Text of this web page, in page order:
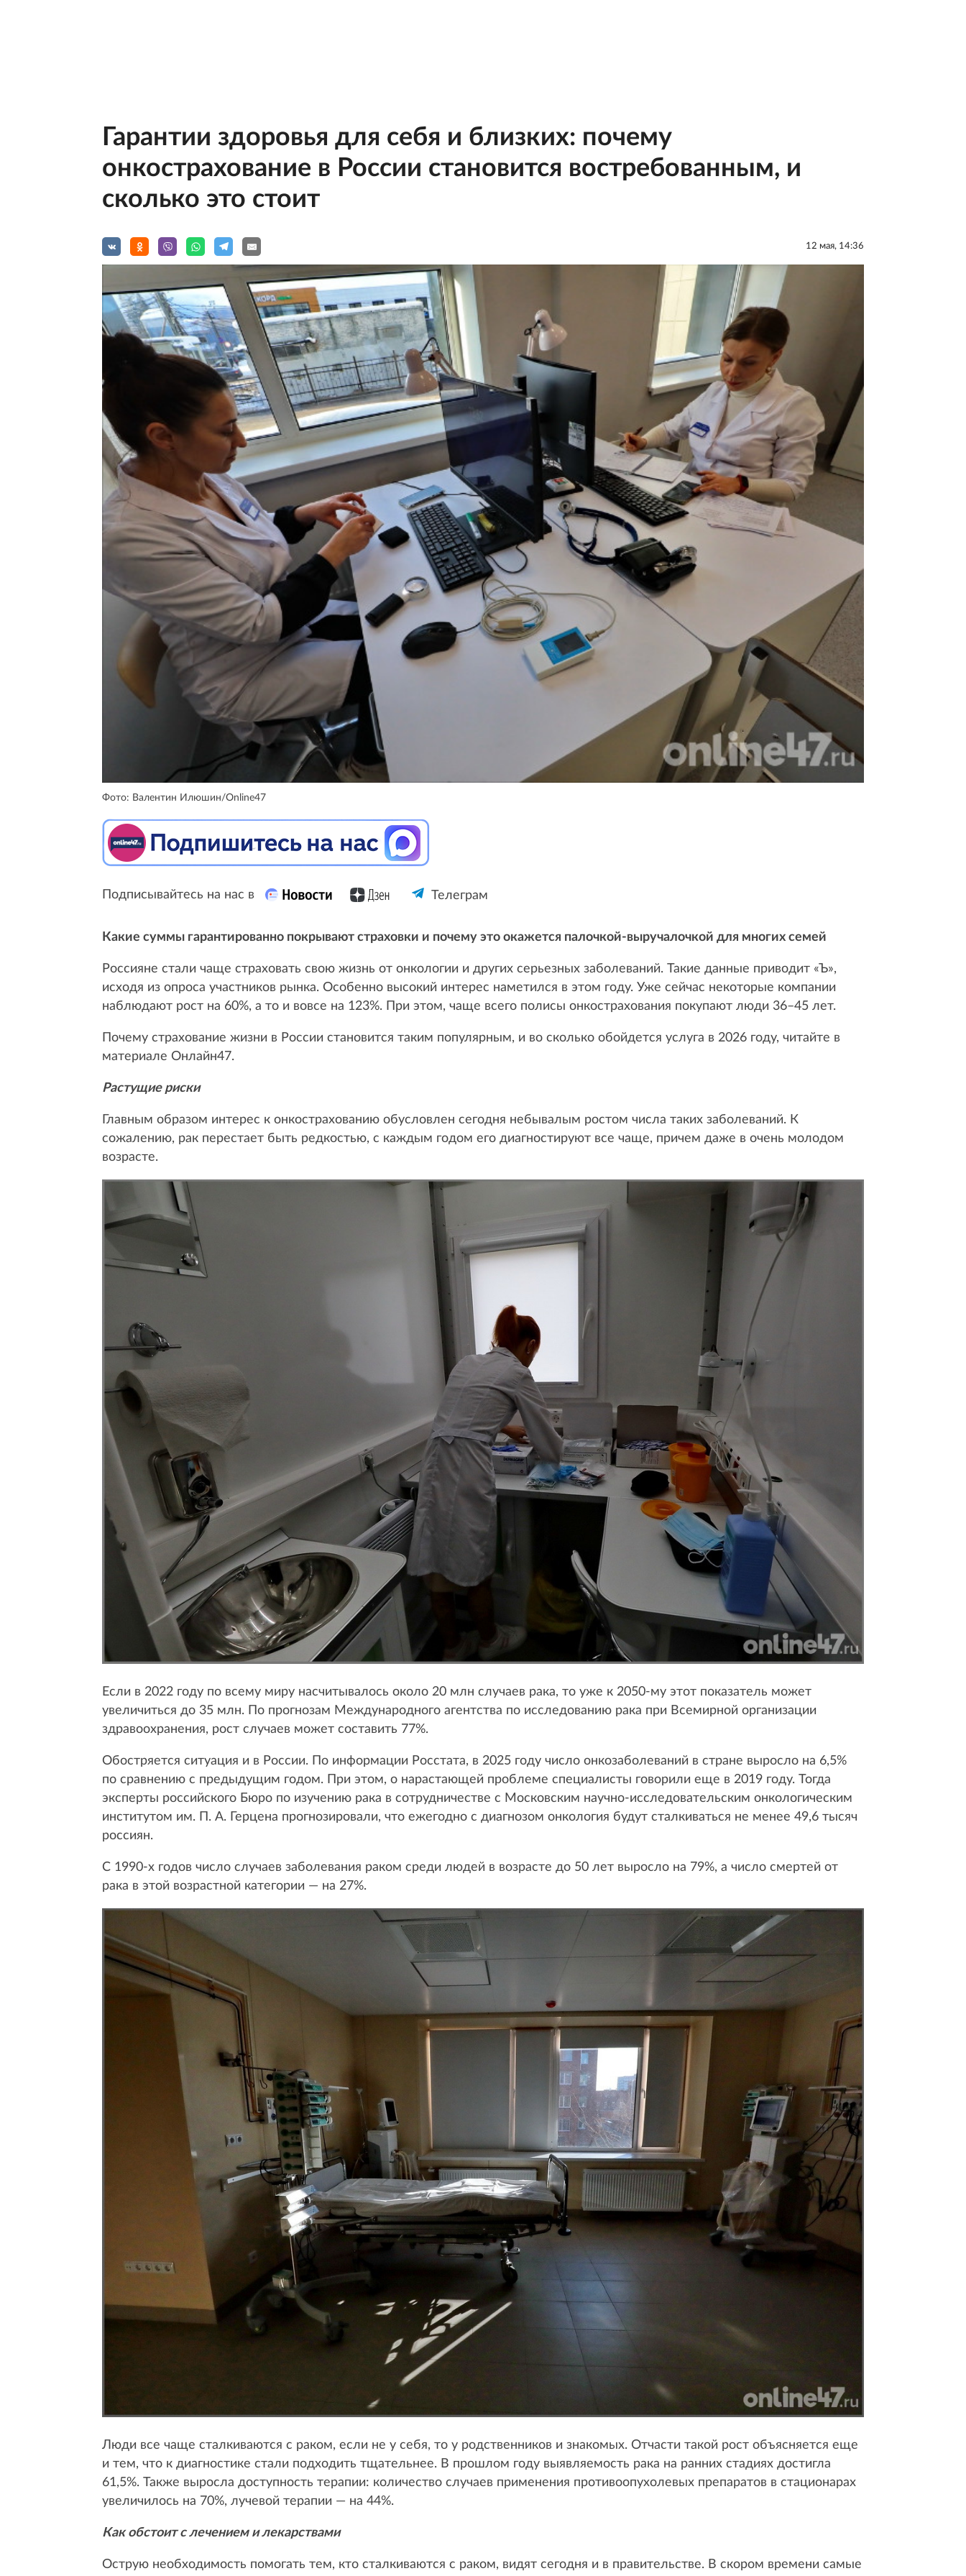
Гарантии здоровья для себя и близких: почему
онкострахование в России становится востребованным, и
сколько это стоит
12 мая, 14:36
Фото: Валентин Илюшин/Online47
Подписывайтесь на нас в Телеграм
Какие суммы гарантированно покрывают страховки и почему это окажется палочкой-выручалочкой для многих семей
Россияне стали чаще страховать свою жизнь от онкологии и других серьезных заболеваний. Такие данные приводит «Ъ»,
исходя из опроса участников рынка. Особенно высокий интерес наметился в этом году. Уже сейчас некоторые компании
наблюдают рост на 60%, а то и вовсе на 123%. При этом, чаще всего полисы онкострахования покупают люди 36–45 лет.
Почему страхование жизни в России становится таким популярным, и во сколько обойдется услуга в 2026 году, читайте в
материале Онлайн47.
Растущие риски
Главным образом интерес к онкострахованию обусловлен сегодня небывалым ростом числа таких заболеваний. К
сожалению, рак перестает быть редкостью, с каждым годом его диагностируют все чаще, причем даже в очень молодом
возрасте.
Если в 2022 году по всему миру насчитывалось около 20 млн случаев рака, то уже к 2050-му этот показатель может
увеличиться до 35 млн. По прогнозам Международного агентства по исследованию рака при Всемирной организации
здравоохранения, рост случаев может составить 77%.
Обостряется ситуация и в России. По информации Росстата, в 2025 году число онкозаболеваний в стране выросло на 6,5%
по сравнению с предыдущим годом. При этом, о нарастающей проблеме специалисты говорили еще в 2019 году. Тогда
эксперты российского Бюро по изучению рака в сотрудничестве с Московским научно-исследовательским онкологическим
институтом им. П. А. Герцена прогнозировали, что ежегодно с диагнозом онкология будут сталкиваться не менее 49,6 тысяч
россиян.
С 1990-х годов число случаев заболевания раком среди людей в возрасте до 50 лет выросло на 79%, а число смертей от
рака в этой возрастной категории — на 27%.
Люди все чаще сталкиваются с раком, если не у себя, то у родственников и знакомых. Отчасти такой рост объясняется еще
и тем, что к диагностике стали подходить тщательнее. В прошлом году выявляемость рака на ранних стадиях достигла
61,5%. Также выросла доступность терапии: количество случаев применения противоопухолевых препаратов в стационарах
увеличилось на 70%, лучевой терапии — на 44%.
Как обстоит с лечением и лекарствами
Острую необходимость помогать тем, кто сталкиваются с раком, видят сегодня и в правительстве. В скором времени самые